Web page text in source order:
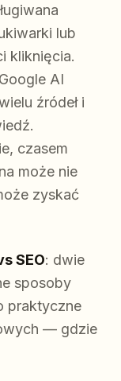
lub
kliknięcia.
AI
źródeł i
czasem
może nie
zyskać
SEO: dwie
sposoby
praktyczne
— gdzie